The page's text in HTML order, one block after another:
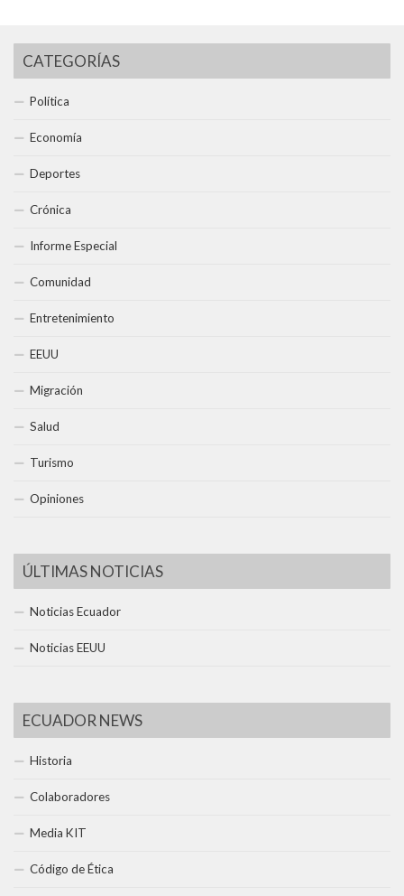
CATEGORÍAS
Política
Economía
Deportes
Crónica
Informe Especial
Comunidad
Entretenimiento
EEUU
Migración
Salud
Turismo
Opiniones
ÚLTIMAS NOTICIAS
Noticias Ecuador
Noticias EEUU
ECUADOR NEWS
Historia
Colaboradores
Media KIT
Código de Ética